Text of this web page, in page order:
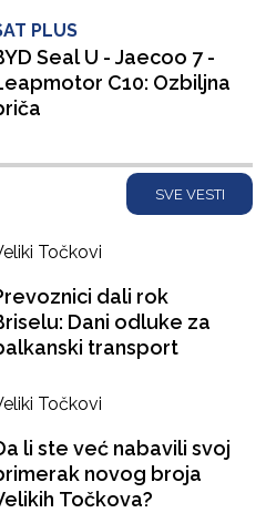
PLUS
Seal U - Jaecoo 7 -
C10: Ozbiljna
SVE VESTI
Točkovi
dali rok
Dani odluke za
transport
Točkovi
li ste već nabavili svoj
novog broja
Točkova?